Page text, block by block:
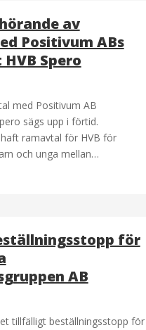
av
Positivum ABs
Spero
med Positivum AB
sägs upp i förtid.
ramavtal för HVB för
och unga mellan…
för
AB
tillfälligt beställningsstopp för